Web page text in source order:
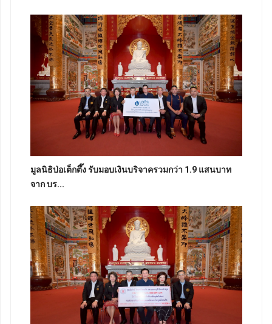
มูลนิธิป่อเต็กตึ๊ง รับมอบเงินบริจาครวมกว่า 1.9 แสนบาท
จาก บร...